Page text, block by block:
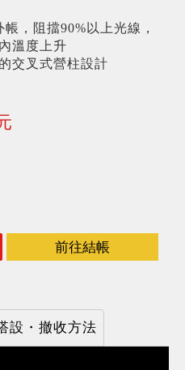
，阻擋90%以上光線，
溫度上升
交叉式營柱設計
前往結帳
設・撤收方法